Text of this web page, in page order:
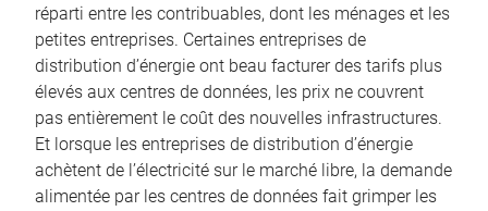
réparti entre les contribuables, dont les ménages et les
petites entreprises. Certaines entreprises de
distribution d’énergie ont beau facturer des tarifs plus
élevés aux centres de données, les prix ne couvrent
pas entièrement le coût des nouvelles infrastructures.
Et lorsque les entreprises de distribution d’énergie
achètent de l’électricité sur le marché libre, la demande
alimentée par les centres de données fait grimper les